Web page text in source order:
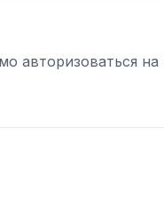
авторизоваться